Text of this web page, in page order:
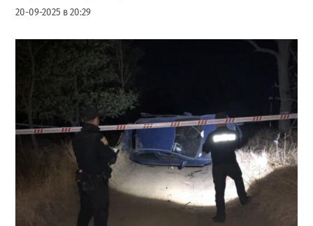
20-09-2025 в 20:29